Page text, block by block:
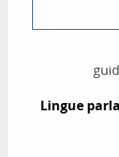
Lingue
Lingue